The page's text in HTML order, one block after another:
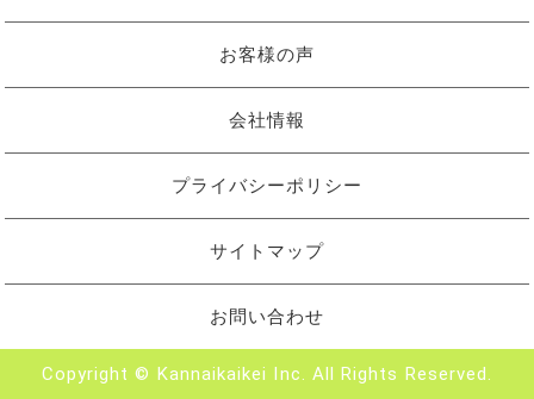
お客様の声
会社情報
プライバシーポリシー
サイトマップ
お問い合わせ
Copyright © Kannaikaikei Inc. All Rights Reserved.